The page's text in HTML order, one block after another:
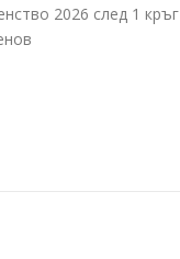
2026 след 1 кръг